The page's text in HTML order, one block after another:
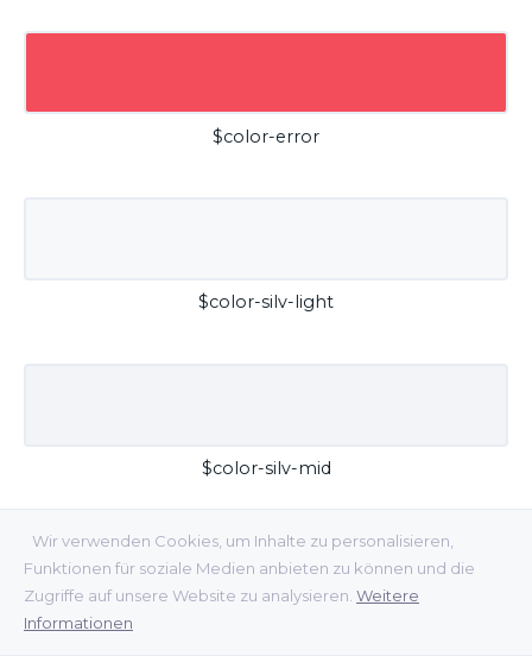
Wir verwenden Cookies, um Inhalte zu personalisieren,
Funktionen für soziale Medien anbieten zu können und die
Zugriffe auf unsere Website zu analysieren. Weitere
Informationen
$color-error
$color-silv-light
$color-silv-mid